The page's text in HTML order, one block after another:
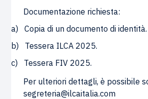
Documentazione richiesta:
a)
Copia di un documento di identità.
b)
Tessera ILCA 2025.
c)
Tessera FIV 2025.
Per ulteriori dettagli, è possibile
segreteria@ilcaitalia.com